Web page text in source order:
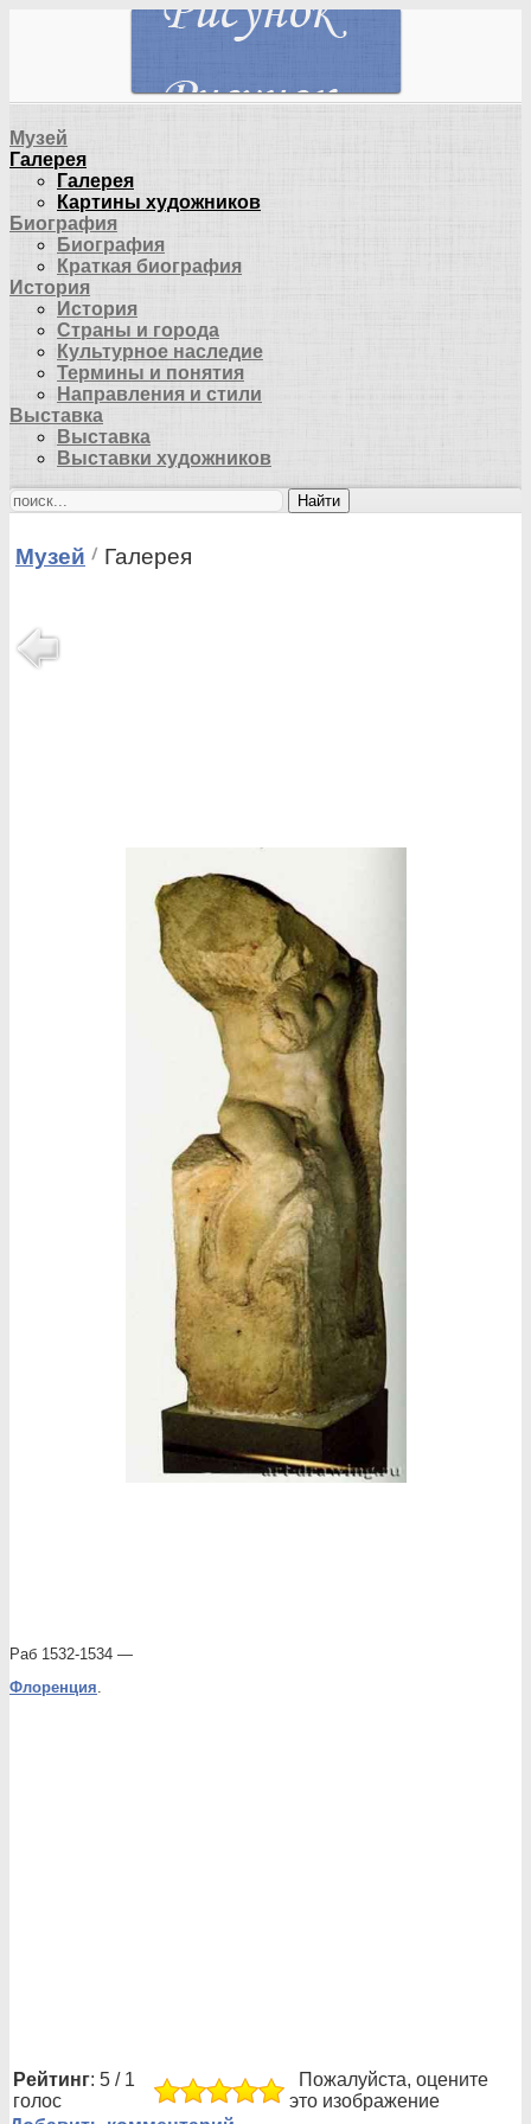
Музей
Галерея
Галерея
Картины художников
Биография
Биография
Краткая биография
История
История
Страны и города
Культурное наследие
Термины и понятия
Направления и стили
Выставка
Выставка
Выставки художников
Найти
Музей Галерея
Раб 1532-1534 —
Флоренция.
Рейтинг: 5 / 1
голос
Пожалуйста, оцените
это изображение